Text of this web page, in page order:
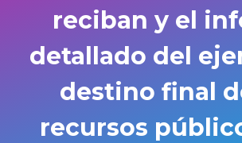
reciban y el
detallado del
destino final
recursos